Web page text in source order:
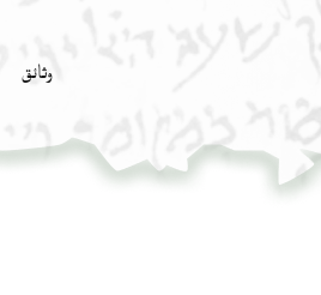
وثائق